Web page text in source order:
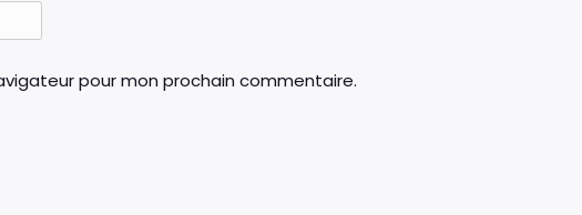
pour mon prochain commentaire.